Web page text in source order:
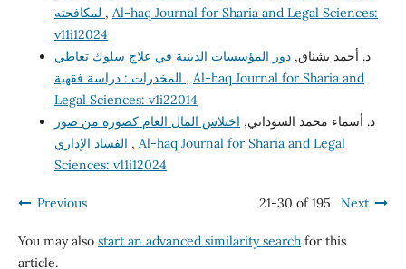
, Al-haq Journal for Sharia and Legal Sciences:
v11i12024
د. أحمد بشناق,دور المؤسسات الدينية في علاج سلوك تعاطي
, Al-haq Journal for Sharia and
Legal Sciences: v1i22014
د. أسماء محمد السوداني, اختلاس المال العام كصورة من صور
, Al-haq Journal for Sharia and Legal
Sciences: v11i12024
Previous 21-30 of 195 Next
You may also start an advanced similarity searchfor this
article.